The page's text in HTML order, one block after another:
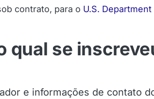
contrato, para o U.S.
qual se
e informações de contato